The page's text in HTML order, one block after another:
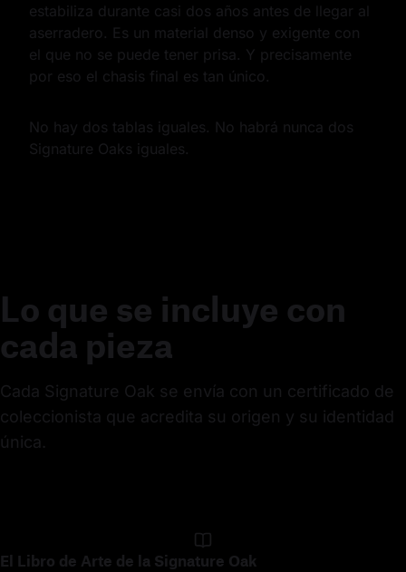
estabiliza durante casi dos años antes de llegar al
aserradero. Es un material denso y exigente con
el que no se puede tener prisa. Y precisamente
por eso el chasis final es tan único.
No hay dos tablas iguales. No habrá nunca dos
Signature Oaks iguales.
Lo que se incluye con
cada pieza
Cada Signature Oak se envía con un certificado de
coleccionista que acredita su origen y su identidad
única.
El Libro de Arte de la Signature Oak